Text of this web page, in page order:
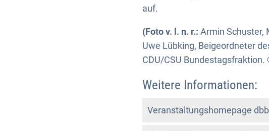
auf.
(Foto v. l. n. r.: Armin Schuster,
Uwe Lübking, Beigeordneter
CDU/CSU
Weitere Informationen:
Veranstaltungshomepage